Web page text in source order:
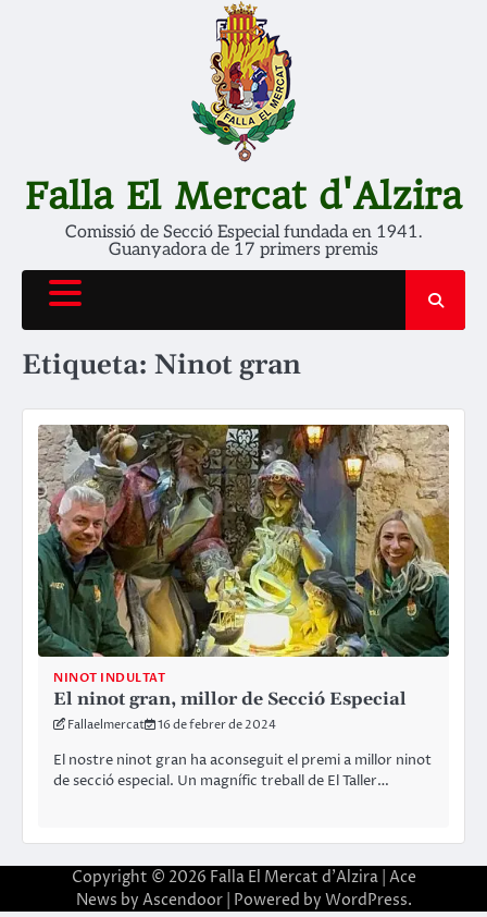
Falla El Mercat d'Alzira
Comissió de Secció Especial fundada en 1941.
Guanyadora de 17 primers premis
Etiqueta: Ninot gran
NINOT INDULTAT
El ninot gran, millor de Secció Especial
Fallaelmercat 16 de febrer de 2024
El nostre ninot gran ha aconseguit el premi a millor ninot
de secció especial. Un magnífic treball de El Taller…
Copyright © 2026 Falla El Mercat d'Alzira| Ace
News by Ascendoor| Powered by WordPress.